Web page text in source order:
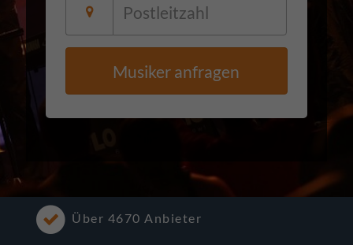
Musiker anfragen
Über 4670 Anbieter